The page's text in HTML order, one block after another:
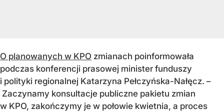
O planowanych w KPO zmianach poinformowała
podczas konferencji prasowej minister funduszy
i polityki regionalnej Katarzyna Pełczyńska-Nałęcz. –
Zaczynamy konsultacje publiczne pakietu zmian
w KPO, zakończymy je w połowie kwietnia, a proces